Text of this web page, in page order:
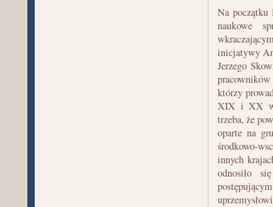
Na
naukowe
inicjatywy
Jerzego
którzy
XIX i XX
trzeba, że
oparte na
środkowo-
innych
odnosiło